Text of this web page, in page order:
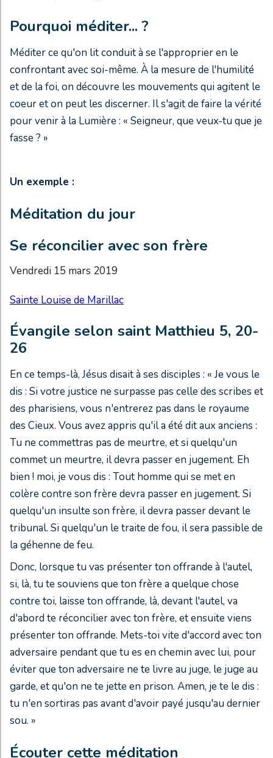
Pourquoi méditer... ?
Méditer ce qu'on lit conduit à se l'approprier en le
confrontant avec soi-même. À la mesure de l'humilité
et de la foi, on découvre les mouvements qui agitent le
coeur et on peut les discerner. Il s'agit de faire la vérité
pour venir à la Lumière : « Seigneur, que veux-tu que je
fasse ? »
Un exemple :
Méditation du jour
Se réconcilier avec son frère
Vendredi 15 mars 2019
Sainte Louise de Marillac
Évangile selon saint Matthieu 5, 20-
26
En ce temps-là, Jésus disait à ses disciples : « Je vous le
dis : Si votre justice ne surpasse pas celle des scribes et
des pharisiens, vous n'entrerez pas dans le royaume
des Cieux. Vous avez appris qu'il a été dit aux anciens :
Tu ne commettras pas de meurtre, et si quelqu'un
commet un meurtre, il devra passer en jugement. Eh
bien ! moi, je vous dis : Tout homme qui se met en
colère contre son frère devra passer en jugement. Si
quelqu'un insulte son frère, il devra passer devant le
tribunal. Si quelqu'un le traite de fou, il sera passible de
la géhenne de feu.
Donc, lorsque tu vas présenter ton offrande à l'autel,
si, là, tu te souviens que ton frère a quelque chose
contre toi, laisse ton offrande, là, devant l'autel, va
d'abord te réconcilier avec ton frère, et ensuite viens
présenter ton offrande. Mets-toi vite d'accord avec ton
adversaire pendant que tu es en chemin avec lui, pour
éviter que ton adversaire ne te livre au juge, le juge au
garde, et qu'on ne te jette en prison. Amen, je te le dis :
tu n'en sortiras pas avant d'avoir payé jusqu'au dernier
sou. »
Écouter cette méditation